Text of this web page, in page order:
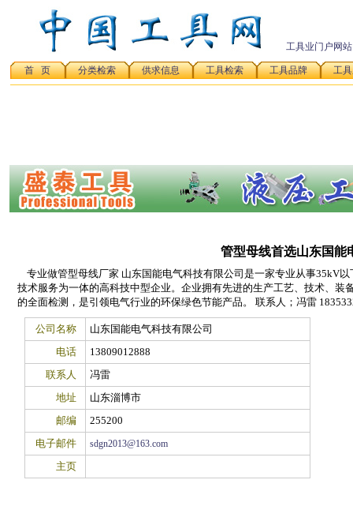
工具业门户网站
首 页 分类检索 供求信息 工具检索 工具品牌 工
管型母线首选山东国能
专业做管型母线厂家 山东国能电气科技有限公司是一家专业从事35kV
技术服务为一体的高科技中型企业。企业拥有先进的生产工艺、技术、装
的全面检测，是引领电气行业的环保绿色节能产品。 联系人；冯雷
公司名称
山东国能电气科技有限公司
电话
13809012888
联系人
冯雷
地址
山东淄博市
邮编
255200
电子邮件
sdgn2013@163.com
主页